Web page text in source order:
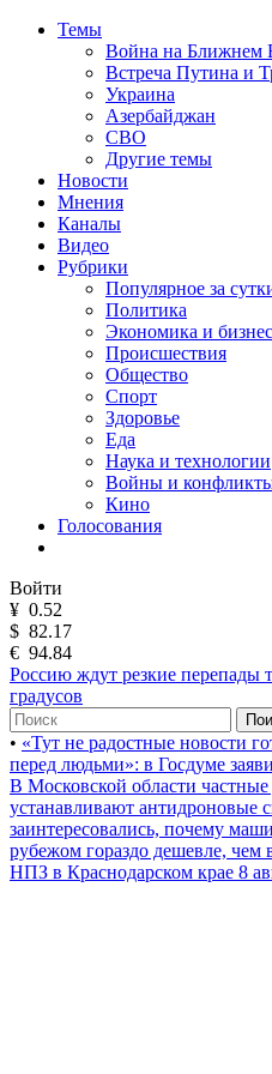
Темы
Война на Ближнем
Встреча Путина и
Украина
Азербайджан
СВО
Другие темы
Новости
Мнения
Каналы
Видео
Рубрики
Популярное за
Политика
Экономика и бизнес
Происшествия
Общество
Спорт
Здоровье
Еда
Наука и технологии
Войны и
Кино
Голосования
Войти
¥ 0.52
$ 82.17
€ 94.84
Россию ждут резкие перепады
градусов
• «Тут не радостные новости
перед людьми»: в Госдуме
В Московской области
устанавливают антидроновые
заинтересовались, почему
рубежом гораздо дешевле, чем
НПЗ в Краснодарском крае 8